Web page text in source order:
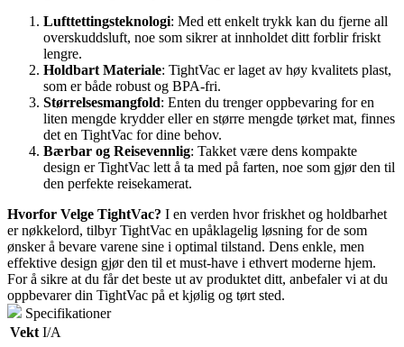
Lufttettingsteknologi: Med ett enkelt trykk kan du fjerne all
overskuddsluft, noe som sikrer at innholdet ditt forblir friskt
lengre.
Holdbart Materiale: TightVac er laget av høy kvalitets plast,
som er både robust og BPA-fri.
Størrelsesmangfold: Enten du trenger oppbevaring for en
liten mengde krydder eller en større mengde tørket mat, finnes
det en TightVac for dine behov.
Bærbar og Reisevennlig: Takket være dens kompakte
design er TightVac lett å ta med på farten, noe som gjør den til
den perfekte reisekamerat.
Hvorfor Velge TightVac? I en verden hvor friskhet og holdbarhet
er nøkkelord, tilbyr TightVac en upåklagelig løsning for de som
ønsker å bevare varene sine i optimal tilstand. Dens enkle, men
effektive design gjør den til et must-have i ethvert moderne hjem.
For å sikre at du får det beste ut av produktet ditt, anbefaler vi at du
oppbevarer din TightVac på et kjølig og tørt sted.
Specifikationer
Vekt I/A